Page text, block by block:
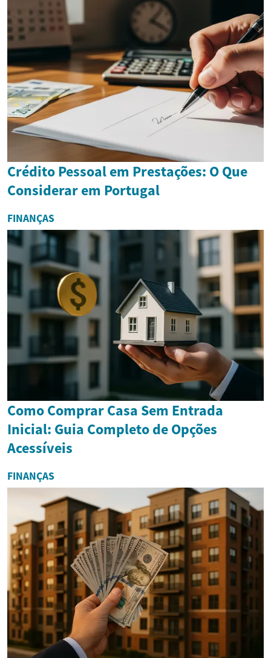
Crédito Pessoal em Prestações: O Que
Considerar em Portugal
FINANÇAS
Como Comprar Casa Sem Entrada
Inicial: Guia Completo de Opções
Acessíveis
FINANÇAS